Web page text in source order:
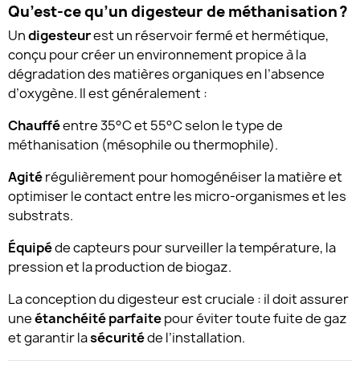
Qu’est-ce qu’un digesteur de méthanisation ?
Undigesteurest un réservoir fermé et hermétique,
conçu pour créer un environnement propice à la
dégradation des matières organiques en l’absence
d’oxygène. Il est généralement :
Chaufféentre 35°C et 55°C selon le type de
méthanisation (mésophile ou thermophile).
Agitérégulièrement pour homogénéiser la matière et
optimiser le contact entre les micro-organismes et les
substrats.
Équipéde capteurs pour surveiller la température, la
pression et la production de biogaz.
La conception du digesteur est cruciale : il doit assurer
uneétanchéité parfaitepour éviter toute fuite de gaz
et garantir lasécuritéde l’installation.